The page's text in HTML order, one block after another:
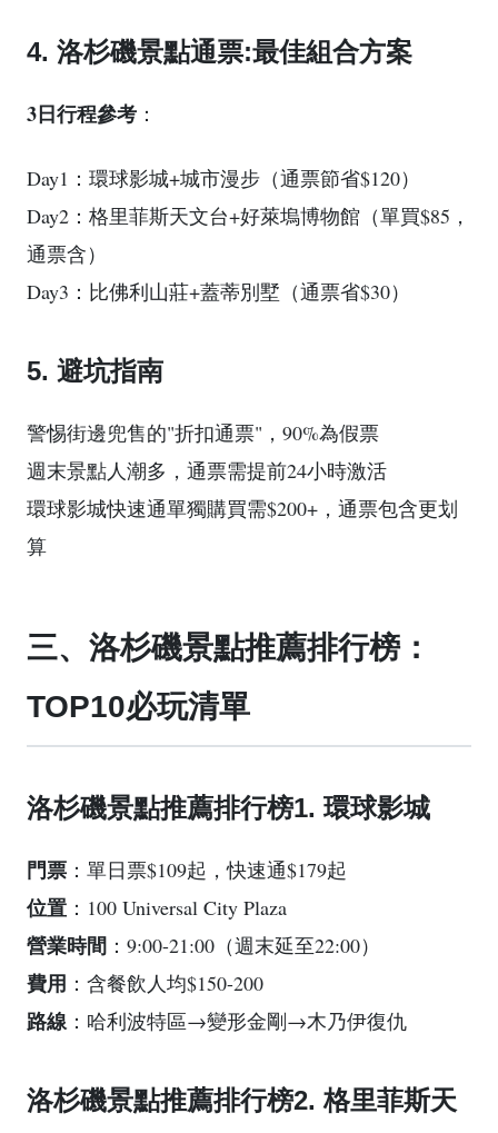
4. 洛杉磯景點通票:最佳組合方案
3日行程參考 ：
Day1：環球影城+城市漫步（通票節省$120）
Day2：格里菲斯天文台+好萊塢博物館（單買$85，
通票含）
Day3：比佛利山莊+蓋蒂別墅（通票省$30）
5. 避坑指南
警惕街邊兜售的"折扣通票"，90%為假票
週末景點人潮多，通票需提前24小時激活
環球影城快速通單獨購買需$200+，通票包含更划
算
三、洛杉磯景點推薦排行榜：
TOP10必玩清單
洛杉磯景點推薦排行榜1. 環球影城
門票 ：單日票$109起，快速通$179起
位置 ：100 Universal City Plaza
營業時間 ：9:00-21:00（週末延至22:00）
費用 ：含餐飲人均$150-200
路線 ：哈利波特區→變形金剛→木乃伊復仇
洛杉磯景點推薦排行榜2. 格里菲斯天